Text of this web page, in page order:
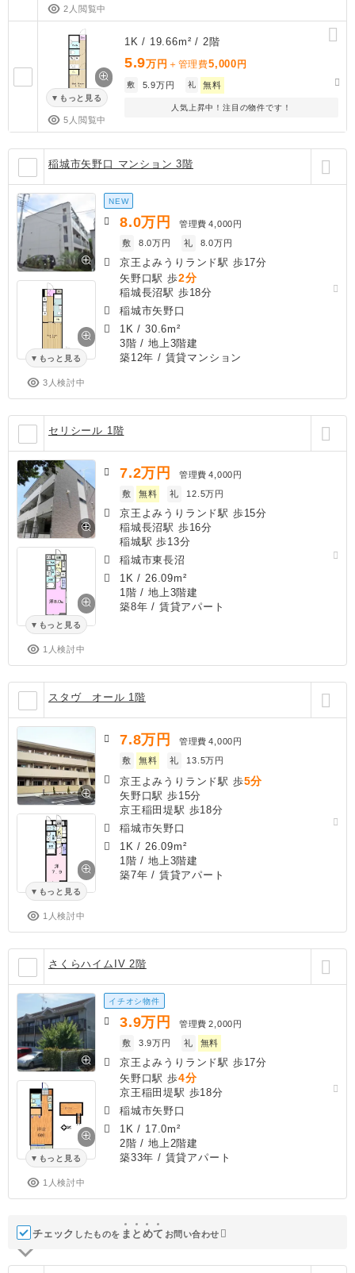
2人閲覧中
もっと見る
5人閲覧中
1K / 19.66m² / 2階
5.9万円 ＋管理費5,000 円
敷 5.9万円 礼 無料
人気上昇中！注目の物件です！
稲城市矢野口 マンション 3階
もっと見る
3人検討中
NEW
8.0万円 管理費 4,000円
敷
8.0万円 礼 8.0万円
京王よみうりランド駅 歩17分
矢野口駅 歩2分
稲城長沼駅 歩18分
稲城市矢野口
1K /30.6m²
3階 / 地上3階建
築12年 / 賃貸マンション
セリシール 1階
もっと見る
1人検討中
7.2万円 管理費 4,000円
敷
無料 礼 12.5万円
京王よみうりランド駅 歩15分
稲城長沼駅 歩16分
稲城駅 歩13分
稲城市東長沼
1K / 26.09m²
1階 / 地上3階建
築8年 / 賃貸アパート
スタヴ オール 1階
もっと見る
1人検討中
7.8万円 管理費 4,000円
敷
無料 礼 13.5万円
京王よみうりランド駅 歩5分
矢野口駅 歩15分
京王稲田堤駅 歩18分
稲城市矢野口
1K / 26.09m²
1階 / 地上3階建
築7年 / 賃貸アパート
さくらハイムIV 2階
もっと見る
1人検討中
イチオシ物件
3.9万円 管理費 2,000円
敷
3.9万円 礼 無料
京王よみうりランド駅 歩17分
矢野口駅 歩4分
京王稲田堤駅 歩18分
稲城市矢野口
1K / 17.0m²
2階 / 地上2階建
築33年 / 賃貸アパート
チェック したものを ま と めて お問い合わせ